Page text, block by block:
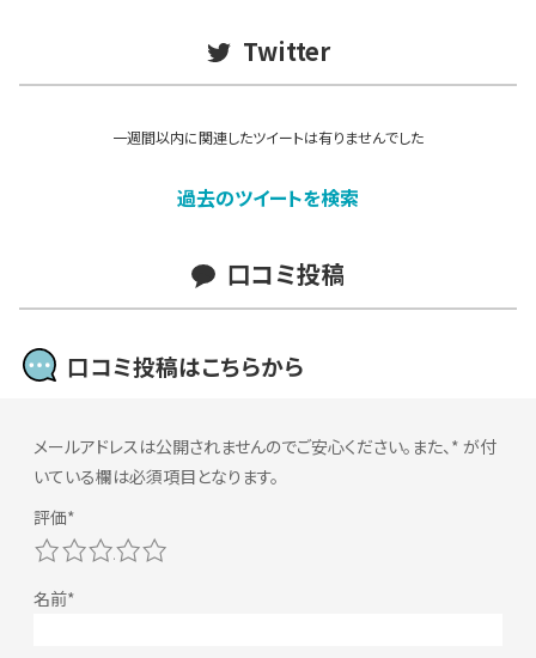
Twitter
一週間以内に関連したツイートは有りませんでした
過去のツイートを検索
口コミ投稿
口コミ投稿はこちらから
メールアドレスは公開されませんのでご安心ください。また、 * が付
いている欄は必須項目となります。
5
4
3
2